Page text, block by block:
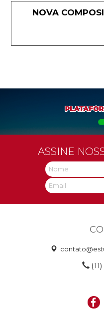
NOVA
ASSINE